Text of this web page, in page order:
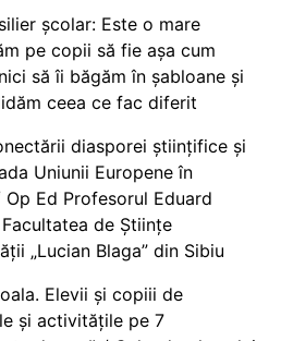
școlar: Este o mare
pe copii să fie așa cum
să îi băgăm în șabloane și
ceea ce fac diferit
diasporei științifice și
Uniunii Europene în
Ed Profesorul Eduard
de Științe
„Lucian Blaga” din Sibiu
Elevii și copiii de
și activitățile pe 7